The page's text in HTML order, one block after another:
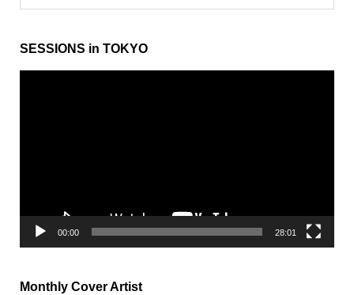
SESSIONS in TOKYO
00:00 28:01
Monthly Cover Artist